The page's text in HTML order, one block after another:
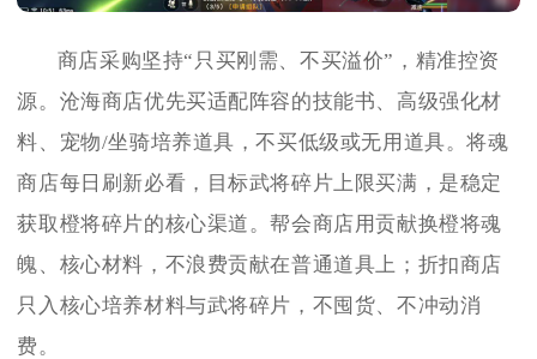
商店采购坚持“只买刚需、不买溢价”，精准控资
源。沧海商店优先买适配阵容的技能书、高级强化材
料、宠物/坐骑培养道具，不买低级或无用道具。将魂
商店每日刷新必看，目标武将碎片上限买满，是稳定
获取橙将碎片的核心渠道。帮会商店用贡献换橙将魂
魄、核心材料，不浪费贡献在普通道具上；折扣商店
只入核心培养材料与武将碎片，不囤货、不冲动消
费。